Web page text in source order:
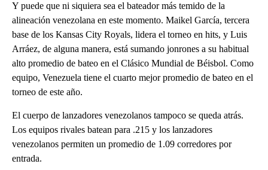
Y puede que ni siquiera sea el bateador más temido de la
alineación venezolana en este momento. Maikel García, tercera
base de los Kansas City Royals, lidera el torneo en hits, y Luis
Arráez, de alguna manera, está sumando jonrones a su habitual
alto promedio de bateo en el Clásico Mundial de Béisbol. Como
equipo, Venezuela tiene el cuarto mejor promedio de bateo en el
torneo de este año.
El cuerpo de lanzadores venezolanos tampoco se queda atrás.
Los equipos rivales batean para .215 y los lanzadores
venezolanos permiten un promedio de 1.09 corredores por
entrada.